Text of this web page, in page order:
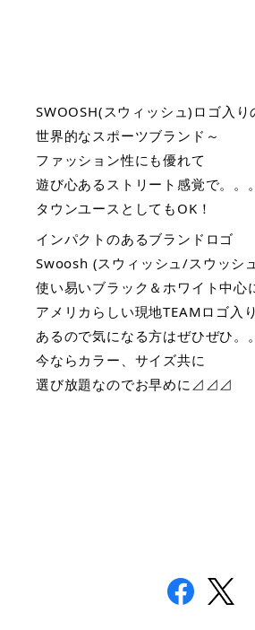
SWOOSH(スウィッシュ)ロゴ入り
世界的なスポーツブランド～
ファッション性にも優れて
遊び心あるストリート感覚で。。。
タウンユースとしてもOK！
インパクトのあるブランドロゴ
Swoosh (スウィッシュ/スウッシ
使い易いブラック＆ホワイト中心
アメリカらしい現地TEAMロゴ入
あるので気になる方はぜひぜひ。
今ならカラー、サイズ共に
選び放題なのでお早めに⊿⊿⊿